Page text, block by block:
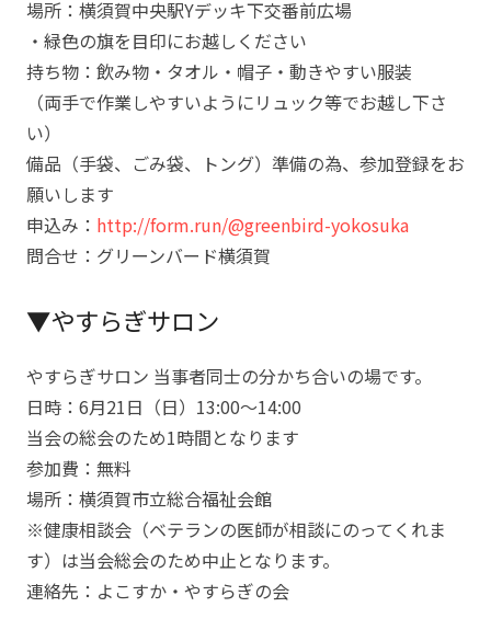
場所：横須賀中央駅Yデッキ下交番前広場
・緑色の旗を目印にお越しください
持ち物：飲み物・タオル・帽子・動きやすい服装
（両手で作業しやすいようにリュック等でお越し下さ
い）
備品（手袋、ごみ袋、トング）準備の為、参加登録をお
願いします
申込み： http://form.run/@greenbird-yokosuka
問合せ：グリーンバード横須賀
▼やすらぎサロン
やすらぎサロン 当事者同士の分かち合いの場です。
日時：6月21日（日）13:00～14:00
当会の総会のため1時間となります
参加費：無料
場所：横須賀市立総合福祉会館
※健康相談会（ベテランの医師が相談にのってくれま
す）は当会総会のため中止となります。
連絡先：よこすか・やすらぎの会